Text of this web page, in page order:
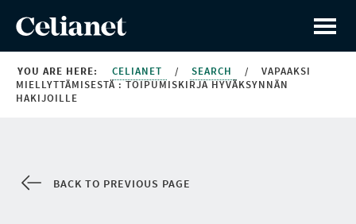
YOU ARE HERE: CELIANET / SEARCH /
VAPAAKSI
MIELLYTTÄMISESTÄ : TOIPUMISKIRJA HYVÄKSYNNÄN
HAKIJOILLE
BACK TO PREVIOUS PAGE